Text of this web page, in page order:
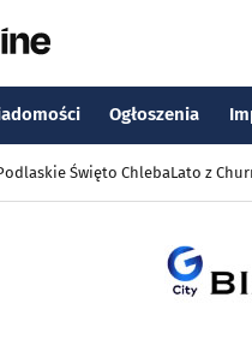
Ogłoszenia
Święto ChlebaLato z